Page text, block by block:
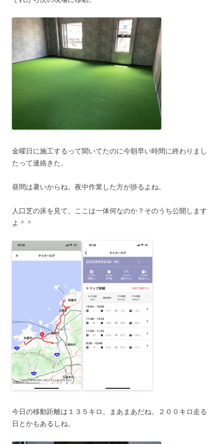
金曜日に施工するって聞いてたのに今朝早い時間に終わりまし
たって連絡きた。
昼間は暑いからね。夜中作業した方が捗るよね。
人口芝の床を見て、ここは一体何なのか？そのうち公開します
よ＾＾
今日の移動距離は１３５キロ。まあまあだね。２００キロ走る
日とかもあるしね。